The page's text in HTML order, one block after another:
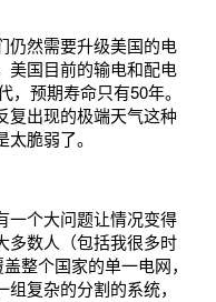
仍然需要升级美国的电
美国目前的输电和配电
预期寿命只有50年。
复出现的极端天气这种
脆弱了。
一个大问题让情况变得
多数人（包括我很多时
整个国家的单一电网，
复杂的分割的系统，